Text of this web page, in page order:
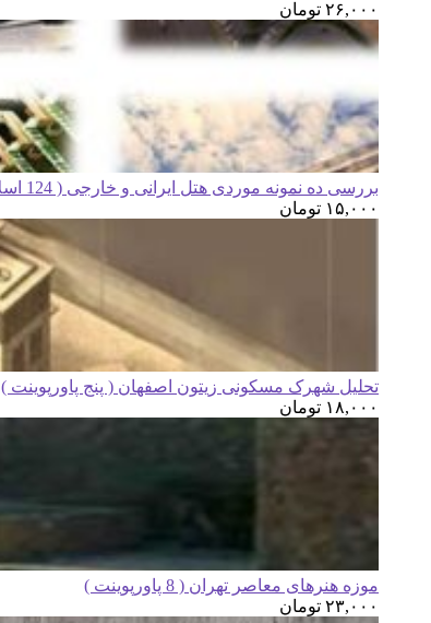
۲۶,۰۰۰ تومان
بررسی ده نمونه موردی هتل ایرانی و خارجی ( 124 اسلاید )
۱۵,۰۰۰ تومان
تحلیل شهرک مسکونی زیتون اصفهان ( پنج پاورپوینت )
۱۸,۰۰۰ تومان
موزه هنرهای معاصر تهران ( 8 پاورپوینت )
۲۳,۰۰۰ تومان